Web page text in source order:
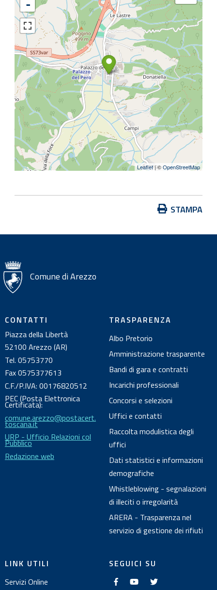
-
Leaflet| ©OpenStreetMap
i
n
i
s
d
o
c
u
m
e
n
t
o
STAMPA
Comune di Arezzo
CONTATTI
Piazza della Libertà
52100 Arezzo (AR)
Tel. 05753770
Fax 0575377613
C.F./P.IVA: 00176820512
PEC (Posta Elettronica
Certificata):
comune.arezzo@postacert.
toscana.it
URP - Ufficio Relazioni col
Pubblico
Redazione web
TRASPARENZA
Albo Pretorio
Amministrazione trasparente
Bandi di gara e contratti
Incarichi professionali
Concorsi e selezioni
Uffici e contatti
Raccolta modulistica degli
uffici
Dati statistici e informazioni
demografiche
Whistleblowing - segnalazioni
di illeciti o irregolarità
ARERA - Trasparenza nel
servizio di gestione dei rifiuti
LINK UTILI
Servizi Online
SEGUICI SU
t
w